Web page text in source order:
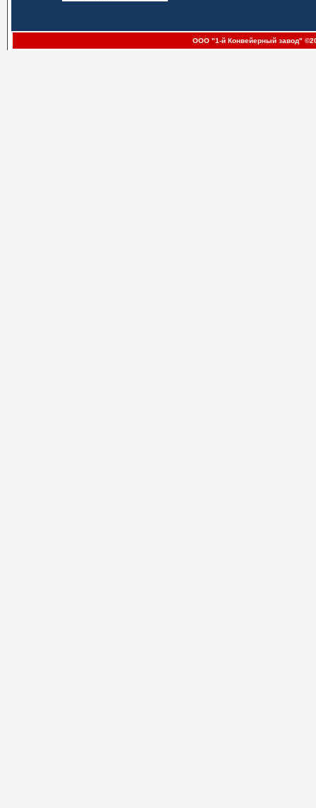
ООО "1-й Конвейерный завод"